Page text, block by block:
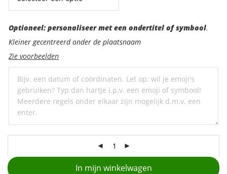
Optioneel:
personaliseer
met
een
ondertitel
Optioneel: personaliseer met een ondertitel of symbool.
Kleiner gecentreerd onder de plaatsnaam
Zie voorbeelden
In mijn winkelwagen